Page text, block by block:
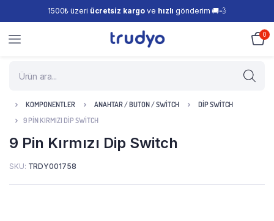
1500₺ üzeri ücretsiz kargo ve hızlı gönderim 🚚💨
0
KOMPONENTLER ANAHTAR / BUTON / SWITCH
DIP SWITCH
9 PIN KIRMIZI DIP SWITCH
9 Pin Kırmızı Dip Switch
SKU: TRDY001758